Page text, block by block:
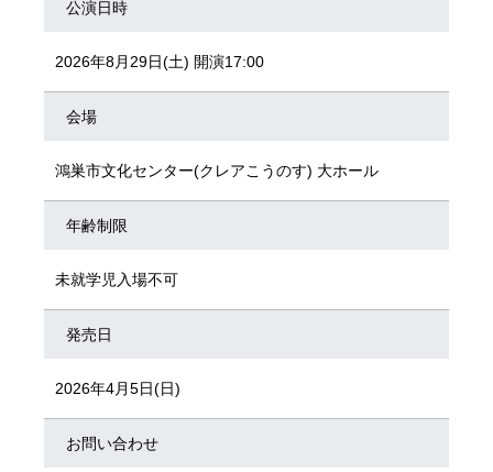
公演日時
2026年8月29日(土) 開演17:00
会場
鴻巣市文化センター(クレアこうのす) 大ホール
年齢制限
未就学児入場不可
発売日
2026年4月5日(日)
お問い合わせ